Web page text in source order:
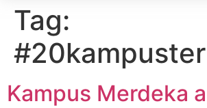
Tag:
Kampus Merdeka